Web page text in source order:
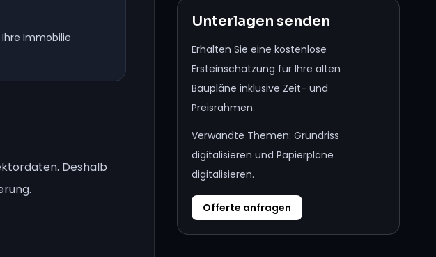
Immobilie
Deshalb
Unterlagen senden
Erhalten Sie eine kostenlose
Ersteinschätzung für Ihre alten
Baupläne inklusive Zeit- und
Preisrahmen.
Verwandte Themen: Grundriss
digitalisieren und Papierpläne
digitalisieren.
Offerte anfragen